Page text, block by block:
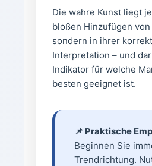
Die wahre Kunst liegt
bloßen Hinzufügen
sondern in ihrer
Interpretation – und
Indikator für welche
besten geeignet ist.
📌 Praktische
Beginnen Sie
Trendrichtung.